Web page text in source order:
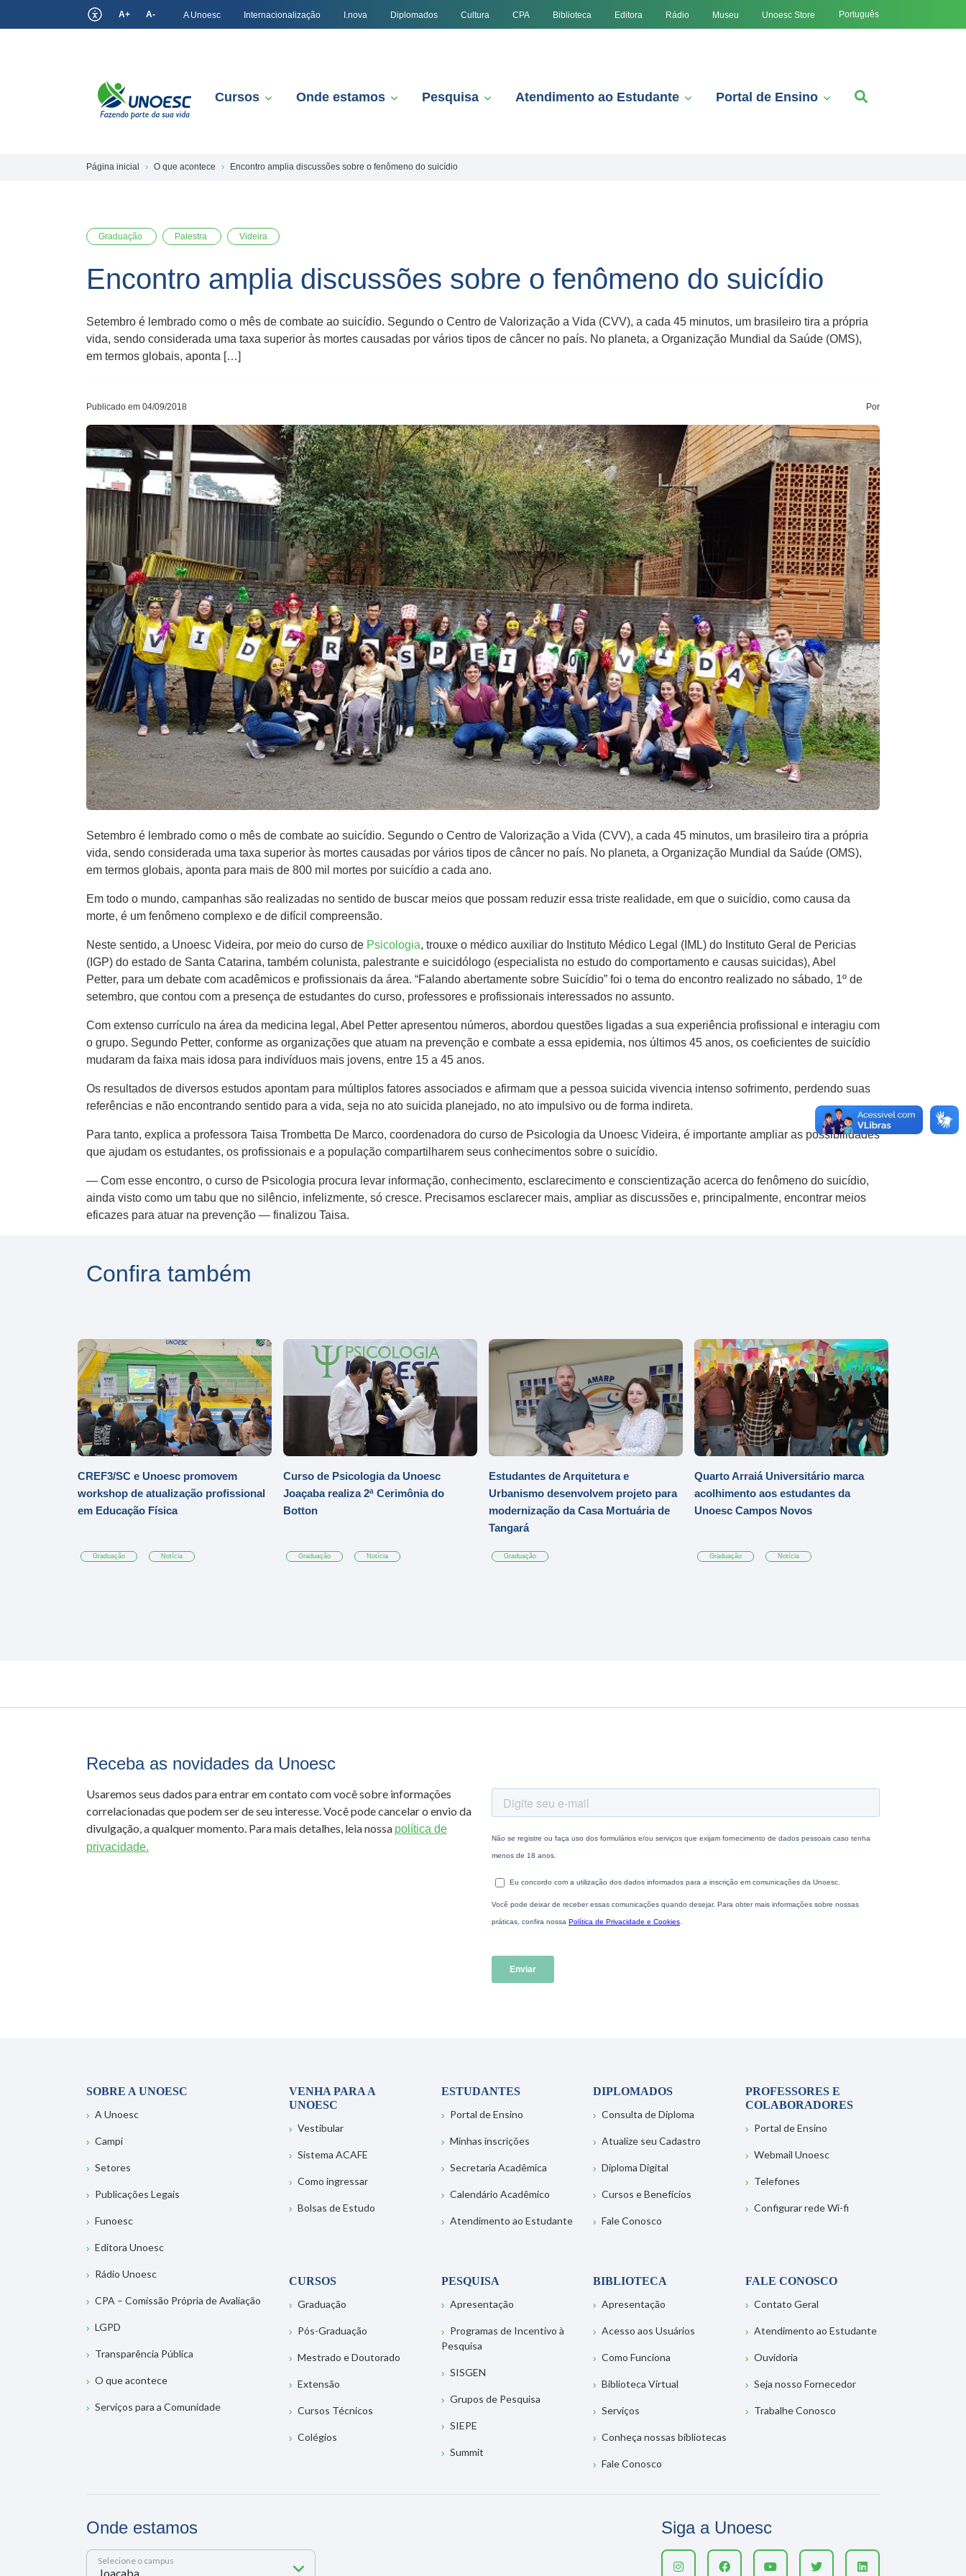
A+ A- A Unoesc Internacionalização I.nova Diplomados Cultura CPA Biblioteca Editora Rádio Museu Unoesc Store Português
Cursos Onde estamos Pesquisa Atendimento ao Estudante Portal de Ensino
Página inicial O que acontece Encontro amplia discussões sobre o fenômeno do suicídio
Graduação Palestra Videira
Encontro amplia discussões sobre o fenômeno do suicídio
Setembro é lembrado como o mês de combate ao suicídio. Segundo o Centro de Valorização a Vida (CVV), a cada 45 minutos, um brasileiro tira a própria
vida, sendo considerada uma taxa superior às mortes causadas por vários tipos de câncer no país. No planeta, a Organização Mundial da Saúde (OMS),
em termos globais, aponta […]
Publicado em 04/09/2018 Por
Setembro é lembrado como o mês de combate ao suicídio. Segundo o Centro de Valorização a Vida (CVV), a cada 45 minutos, um brasileiro tira a própria
vida, sendo considerada uma taxa superior às mortes causadas por vários tipos de câncer no país. No planeta, a Organização Mundial da Saúde (OMS),
em termos globais, aponta para mais de 800 mil mortes por suicídio a cada ano.
Em todo o mundo, campanhas são realizadas no sentido de buscar meios que possam reduzir essa triste realidade, em que o suicídio, como causa da
morte, é um fenômeno complexo e de difícil compreensão.
Neste sentido, a Unoesc Videira, por meio do curso de Psicologia, trouxe o médico auxiliar do Instituto Médico Legal (IML) do Instituto Geral de Pericias
(IGP) do estado de Santa Catarina, também colunista, palestrante e suicidólogo (especialista no estudo do comportamento e causas suicidas), Abel
Petter, para um debate com acadêmicos e profissionais da área. “Falando abertamente sobre Suicídio” foi o tema do encontro realizado no sábado, 1º de
setembro, que contou com a presença de estudantes do curso, professores e profissionais interessados no assunto.
Com extenso currículo na área da medicina legal, Abel Petter apresentou números, abordou questões ligadas a sua experiência profissional e interagiu com
o grupo. Segundo Petter, conforme as organizações que atuam na prevenção e combate a essa epidemia, nos últimos 45 anos, os coeficientes de suicídio
mudaram da faixa mais idosa para indivíduos mais jovens, entre 15 a 45 anos.
Os resultados de diversos estudos apontam para múltiplos fatores associados e afirmam que a pessoa suicida vivencia intenso sofrimento, perdendo suas
referências e não encontrando sentido para a vida, seja no ato suicida planejado, no ato impulsivo ou de forma indireta.
Para tanto, explica a professora Taisa Trombetta De Marco, coordenadora do curso de Psicologia da Unoesc Videira, é importante ampliar as possibilidades
que ajudam os estudantes, os profissionais e a população compartilharem seus conhecimentos sobre o suicídio.
— Com esse encontro, o curso de Psicologia procura levar informação, conhecimento, esclarecimento e conscientização acerca do fenômeno do suicídio,
ainda visto como um tabu que no silêncio, infelizmente, só cresce. Precisamos esclarecer mais, ampliar as discussões e, principalmente, encontrar meios
eficazes para atuar na prevenção — finalizou Taisa.
Confira também
CREF3/SC e Unoesc promovem
workshop de atualização profissional
em Educação Física
Graduação Notícia
Curso de Psicologia da Unoesc
Joaçaba realiza 2ª Cerimônia do
Botton
Graduação Notícia
Estudantes de Arquitetura e
Urbanismo desenvolvem projeto para
modernização da Casa Mortuária de
Tangará
Graduação
Quarto Arraiá Universitário marca
acolhimento aos estudantes da
Unoesc Campos Novos
Graduação Notícia
Receba as novidades da Unoesc
Usaremos seus dados para entrar em contato com você sobre informações
correlacionadas que podem ser de seu interesse. Você pode cancelar o envio da
divulgação, a qualquer momento. Para mais detalhes, leia nossa política de
privacidade.
SOBRE A UNOESC
A Unoesc
Campi
Setores
Publicações Legais
Funoesc
Editora Unoesc
Rádio Unoesc
CPA – Comissão Própria de Avaliação
LGPD
Transparência Pública
O que acontece
Serviços para a Comunidade
VENHA PARA A
UNOESC
Vestibular
Sistema ACAFE
Como ingressar
Bolsas de Estudo
ESTUDANTES
Portal de Ensino
Minhas inscrições
Secretaria Acadêmica
Calendário Acadêmico
Atendimento ao Estudante
DIPLOMADOS
Consulta de Diploma
Atualize seu Cadastro
Diploma Digital
Cursos e Benefícios
Fale Conosco
PROFESSORES E
COLABORADORES
Portal de Ensino
Webmail Unoesc
Telefones
Configurar rede Wi-fi
CURSOS
Graduação
Pós-Graduação
Mestrado e Doutorado
Extensão
Cursos Técnicos
Colégios
PESQUISA
Apresentação
Programas de Incentivo à
Pesquisa
SISGEN
Grupos de Pesquisa
SIEPE
Summit
BIBLIOTECA
Apresentação
Acesso aos Usuários
Como Funciona
Biblioteca Virtual
Serviços
Conheça nossas bibliotecas
Fale Conosco
FALE CONOSCO
Contato Geral
Atendimento ao Estudante
Ouvidoria
Seja nosso Fornecedor
Trabalhe Conosco
Onde estamos
Selecione o campus
Siga a Unoesc